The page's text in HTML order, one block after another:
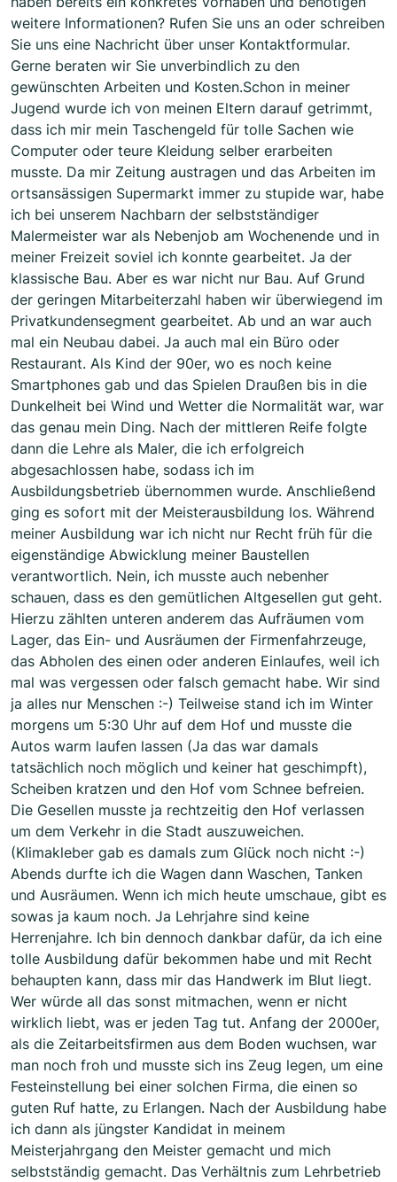
weitere Informationen? Rufen Sie uns an oder schreiben
Sie uns eine Nachricht über unser Kontaktformular.
Gerne beraten wir Sie unverbindlich zu den
gewünschten Arbeiten und Kosten.Schon in meiner
Jugend wurde ich von meinen Eltern darauf getrimmt,
dass ich mir mein Taschengeld für tolle Sachen wie
Computer oder teure Kleidung selber erarbeiten
musste. Da mir Zeitung austragen und das Arbeiten im
ortsansässigen Supermarkt immer zu stupide war, habe
ich bei unserem Nachbarn der selbstständiger
Malermeister war als Nebenjob am Wochenende und in
meiner Freizeit soviel ich konnte gearbeitet. Ja der
klassische Bau. Aber es war nicht nur Bau. Auf Grund
der geringen Mitarbeiterzahl haben wir überwiegend im
Privatkundensegment gearbeitet. Ab und an war auch
mal ein Neubau dabei. Ja auch mal ein Büro oder
Restaurant. Als Kind der 90er, wo es noch keine
Smartphones gab und das Spielen Draußen bis in die
Dunkelheit bei Wind und Wetter die Normalität war, war
das genau mein Ding. Nach der mittleren Reife folgte
dann die Lehre als Maler, die ich erfolgreich
abgesachlossen habe, sodass ich im
Ausbildungsbetrieb übernommen wurde. Anschließend
ging es sofort mit der Meisterausbildung los. Während
meiner Ausbildung war ich nicht nur Recht früh für die
eigenständige Abwicklung meiner Baustellen
verantwortlich. Nein, ich musste auch nebenher
schauen, dass es den gemütlichen Altgesellen gut geht.
Hierzu zählten unteren anderem das Aufräumen vom
Lager, das Ein- und Ausräumen der Firmenfahrzeuge,
das Abholen des einen oder anderen Einlaufes, weil ich
mal was vergessen oder falsch gemacht habe. Wir sind
ja alles nur Menschen :-) Teilweise stand ich im Winter
morgens um 5:30 Uhr auf dem Hof und musste die
Autos warm laufen lassen (Ja das war damals
tatsächlich noch möglich und keiner hat geschimpft),
Scheiben kratzen und den Hof vom Schnee befreien.
Die Gesellen musste ja rechtzeitig den Hof verlassen
um dem Verkehr in die Stadt auszuweichen.
(Klimakleber gab es damals zum Glück noch nicht :-)
Abends durfte ich die Wagen dann Waschen, Tanken
und Ausräumen. Wenn ich mich heute umschaue, gibt es
sowas ja kaum noch. Ja Lehrjahre sind keine
Herrenjahre. Ich bin dennoch dankbar dafür, da ich eine
tolle Ausbildung dafür bekommen habe und mit Recht
behaupten kann, dass mir das Handwerk im Blut liegt.
Wer würde all das sonst mitmachen, wenn er nicht
wirklich liebt, was er jeden Tag tut. Anfang der 2000er,
als die Zeitarbeitsfirmen aus dem Boden wuchsen, war
man noch froh und musste sich ins Zeug legen, um eine
Festeinstellung bei einer solchen Firma, die einen so
guten Ruf hatte, zu Erlangen. Nach der Ausbildung habe
ich dann als jüngster Kandidat in meinem
Meisterjahrgang den Meister gemacht und mich
selbstständig gemacht. Das Verhältnis zum Lehrbetrieb